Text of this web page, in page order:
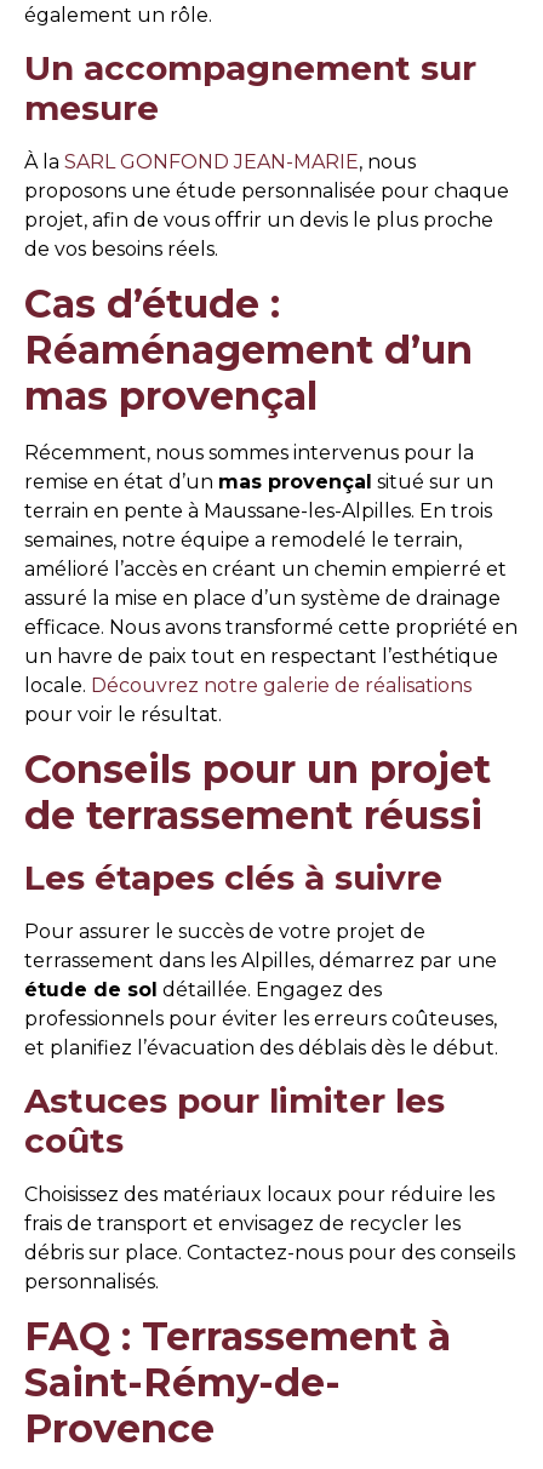
également un rôle.
Un accompagnement sur
mesure
À la SARL GONFOND JEAN-MARIE, nous
proposons une étude personnalisée pour chaque
projet, afin de vous offrir un devis le plus proche
de vos besoins réels.
Cas d’étude :
Réaménagement d’un
mas provençal
Récemment, nous sommes intervenus pour la
remise en état d’un mas provençal situé sur un
terrain en pente à Maussane-les-Alpilles. En trois
semaines, notre équipe a remodelé le terrain,
amélioré l’accès en créant un chemin empierré et
assuré la mise en place d’un système de drainage
efficace. Nous avons transformé cette propriété en
un havre de paix tout en respectant l’esthétique
locale. Découvrez notre galerie de réalisations
pour voir le résultat.
Conseils pour un projet
de terrassement réussi
Les étapes clés à suivre
Pour assurer le succès de votre projet de
terrassement dans les Alpilles, démarrez par une
étude de sol détaillée. Engagez des
professionnels pour éviter les erreurs coûteuses,
et planifiez l’évacuation des déblais dès le début.
Astuces pour limiter les
coûts
Choisissez des matériaux locaux pour réduire les
frais de transport et envisagez de recycler les
débris sur place. Contactez-nous pour des conseils
personnalisés.
FAQ : Terrassement à
Saint-Rémy-de-
Provence